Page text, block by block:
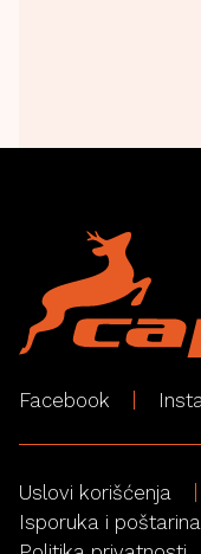
Facebook
Uslovi korišćenja
Isporuka i poštarina